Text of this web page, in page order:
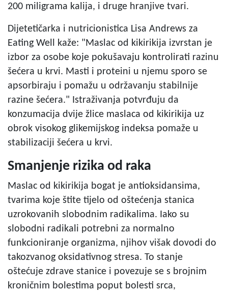
200 miligrama kalija, i druge hranjive tvari.
Dijetetičarka i nutricionistica Lisa Andrews za
Eating Well kaže: "Maslac od kikirikija izvrstan je
izbor za osobe koje pokušavaju kontrolirati razinu
šećera u krvi. Masti i proteini u njemu sporo se
apsorbiraju i pomažu u održavanju stabilnije
razine šećera." Istraživanja potvrđuju da
konzumacija dvije žlice maslaca od kikirikija uz
obrok visokog glikemijskog indeksa pomaže u
stabilizaciji šećera u krvi.
Smanjenje rizika od raka
Maslac od kikirikija bogat je antioksidansima,
tvarima koje štite tijelo od oštećenja stanica
uzrokovanih slobodnim radikalima. Iako su
slobodni radikali potrebni za normalno
funkcioniranje organizma, njihov višak dovodi do
takozvanog oksidativnog stresa. To stanje
oštećuje zdrave stanice i povezuje se s brojnim
kroničnim bolestima poput bolesti srca,